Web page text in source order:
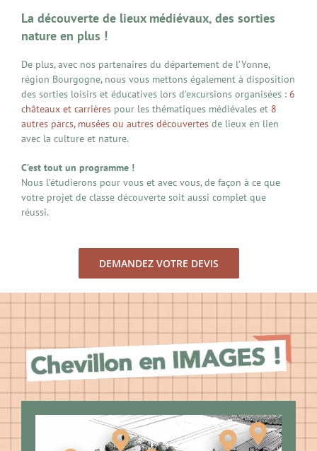
La découverte de lieux médiévaux, des sorties
nature en plus !
De plus, avec nos partenaires du département de l’Yonne,
région Bourgogne, nous vous mettons également à disposition
des sorties loisirs et éducatives lors d’excursions organisées : 6
châteaux et carrièrespour les thématiques médiévales et 8
autres parcs, musées ou autres découvertesde lieux en lien
avec la culture et nature.
C’est tout un programme !
Nous l’étudierons pour vous et avec vous, de façon à ce que
votre projet de classe découverte soit aussi complet que
réussi.
DEMANDEZ VOTRE DEVIS